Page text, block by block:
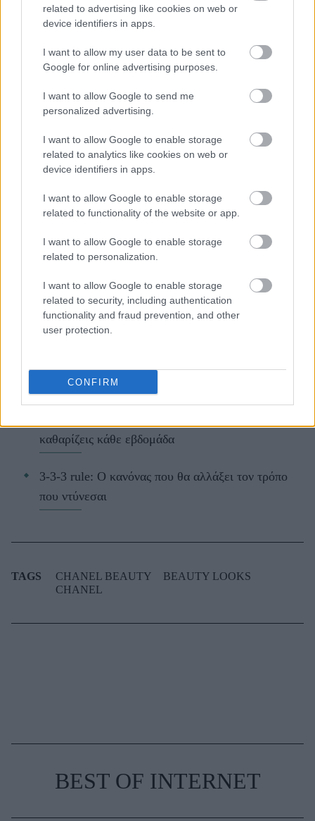
related to advertising like cookies on web or
device identifiers in apps.
I want to allow my user data to be sent to
Google for online advertising purposes.
I want to allow Google to send me
personalized advertising.
I want to allow Google to enable storage
related to analytics like cookies on web or
device identifiers in apps.
I want to allow Google to enable storage
related to functionality of the website or app.
I want to allow Google to enable storage
related to personalization.
I want to allow Google to enable storage
related to security, including authentication
functionality and fraud prevention, and other
user protection.
CONFIRM
Ακολουθήστε
τοjenny.grστο
μάθετε τα πάντα γύρω από τα
καλύτερα προϊόντα ομορφιάς, την
τέλεια εφαρμογή τους και τα πιο
hot beauty news.
ΔΙΑΒΑΖΟΝΤΑΙ ΤΩΡΑ
συνήθως κολλημένα στη μαμά τους
καθαρίζεις κάθε εβδομάδα
3-3-3 rule: Ο κανόνας που θα αλλάξει τον τρόπο
που ντύνεσαι
TAGS CHANEL BEAUTY
BEAUTY LOOKS
CHANEL
BEST OF INTERNET